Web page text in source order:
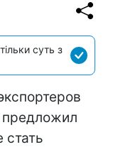
суть з
стать